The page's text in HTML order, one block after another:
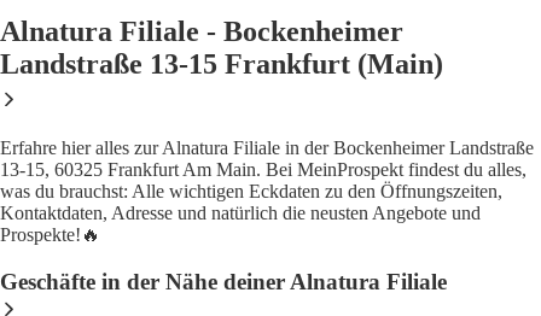
Alnatura Filiale - Bockenheimer
Landstraße 13-15 Frankfurt (Main)
Erfahre hier alles zur Alnatura Filiale in der Bockenheimer Landstraße
13-15, 60325 Frankfurt Am Main. Bei MeinProspekt findest du alles,
was du brauchst: Alle wichtigen Eckdaten zu den Öffnungszeiten,
Kontaktdaten, Adresse und natürlich die neusten Angebote und
Prospekte!🔥
Geschäfte in der Nähe deiner Alnatura Filiale